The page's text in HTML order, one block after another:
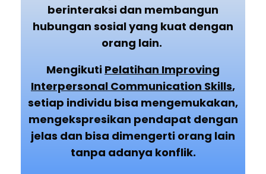
berinteraksi dan membangun
hubungan sosial yang kuat dengan
orang lain.
Mengikuti Pelatihan Improving
Interpersonal Communication Skills,
setiap individu bisa mengemukakan,
mengekspresikan pendapat dengan
jelas dan bisa dimengerti orang lain
tanpa adanya konflik.